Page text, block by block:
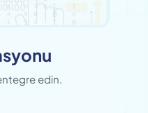
edin.